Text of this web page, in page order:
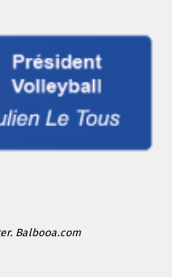
Balbooa.com